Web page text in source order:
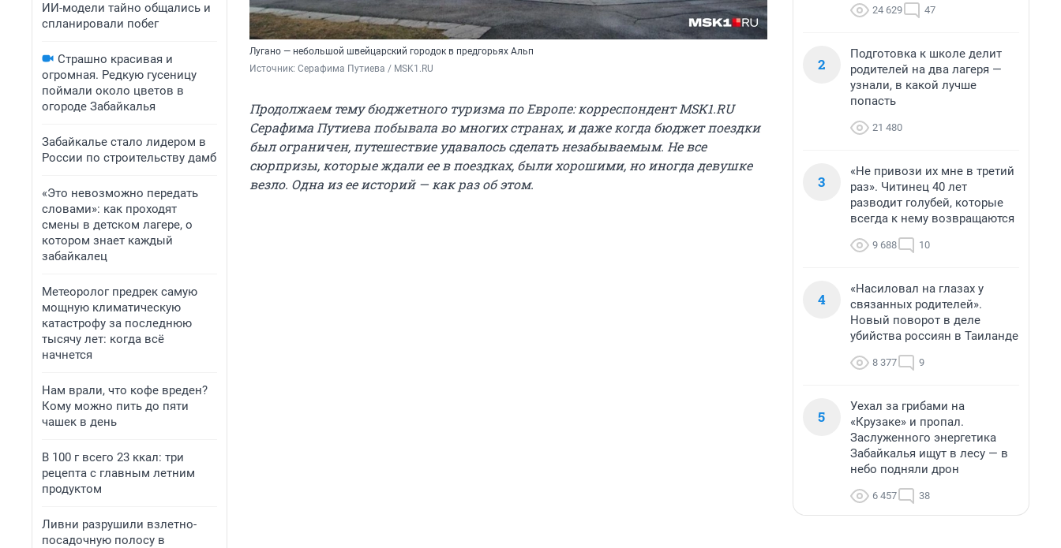
ИИ-модели тайно общались и
спланировали побег
Страшно красивая и
огромная. Редкую гусеницу
поймали около цветов в
огороде Забайкалья
Забайкалье стало лидером в
России по строительству дамб
«Это невозможно передать
словами»: как проходят
смены в детском лагере, о
котором знает каждый
забайкалец
Метеоролог предрек самую
мощную климатическую
катастрофу за последнюю
тысячу лет: когда всё
начнется
Нам врали, что кофе вреден?
Кому можно пить до пяти
чашек в день
В 100 г всего 23 ккал: три
рецепта с главным летним
продуктом
Ливни разрушили взлетно-
посадочную полосу в
Лугано — небольшой швейцарский городок в предгорьях Альп
Источник: Серафима Путиева / MSK1.RU
Продолжаем тему бюджетного туризма по Европе: корреспондент MSK1.RU
Серафима Путиева побывала во многих странах, и даже когда бюджет поездки
был ограничен, путешествие удавалось сделать незабываемым. Не все
сюрпризы, которые ждали ее в поездках, были хорошими, но иногда девушке
везло. Одна из ее историй — как раз об этом.
24 629 47
2
Подготовка к школе делит
родителей на два лагеря —
узнали, в какой лучше
попасть
21 480
3
«Не привози их мне в третий
раз». Читинец 40 лет
разводит голубей, которые
всегда к нему возвращаются
9 688 10
4
«Насиловал на глазах у
связанных родителей».
Новый поворот в деле
убийства россиян в Таиланде
8 377 9
5
Уехал за грибами на
«Крузаке» и пропал.
Заслуженного энергетика
Забайкалья ищут в лесу — в
небо подняли дрон
6 457 38